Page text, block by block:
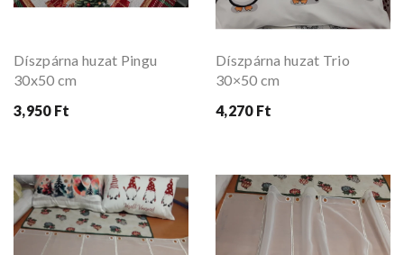
Díszpárna huzat Pingu
30x50 cm
3,950 Ft
Díszpárna huzat Trio
30×50 cm
4,270 Ft